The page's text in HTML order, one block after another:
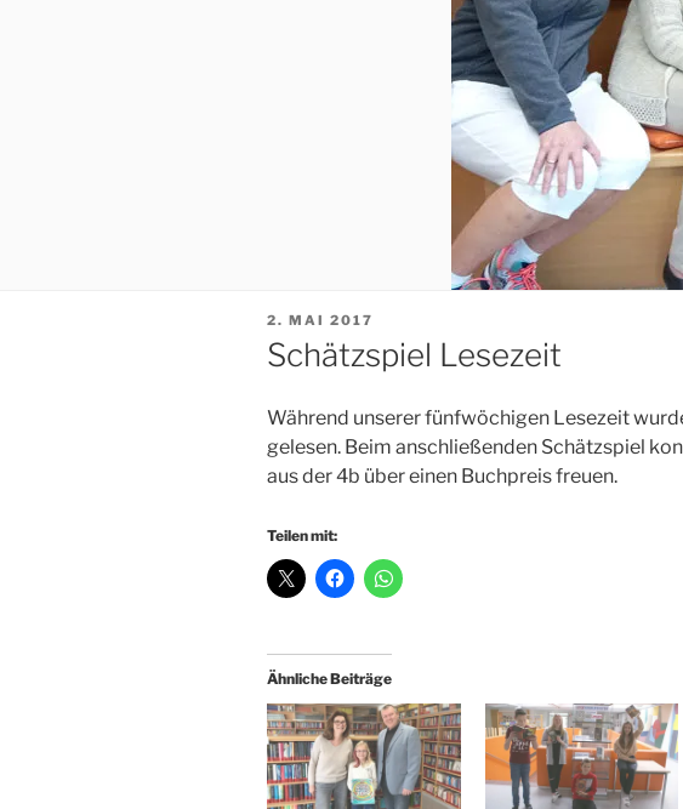
VERÖFFENTLICHT
AM
2. MAI 2017
Schätzspiel Lesezeit
Während unserer fünfwöchigen Lesezeit
gelesen. Beim anschließenden Schätzspiel
aus der 4b über einen Buchpreis freuen.
Teilen mit:
Ähnliche Beiträge